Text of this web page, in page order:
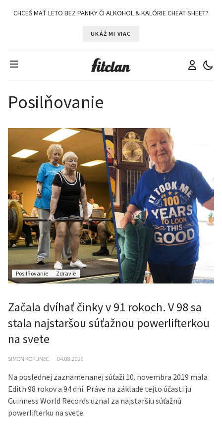
CHCEŠ MAŤ LETO BEZ PANIKY ČI ALKOHOL & KALÓRIE CHEAT SHEET?
UKÁŽ MI VIAC
Posilňovanie
Posilňovanie Zdravie
Začala dvíhať činky v 91 rokoch. V 98 sa
stala najstaršou súťažnou powerlifterkou
na svete
SIMON KOPUNEC 04.08.2026
Na poslednej zaznamenanej súťaži 10. novembra 2019 mala
Edith 98 rokov a 94 dní. Práve na základe tejto účasti ju
Guinness World Records uznal za najstaršiu súťažnú
powerlifterku na svete.